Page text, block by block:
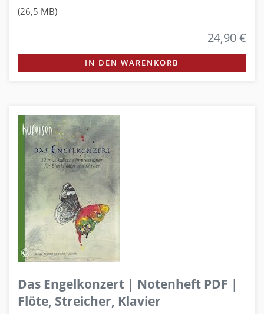
(26,5 MB)
24,90 €
IN DEN WARENKORB
Das Engelkonzert | Notenheft PDF |
Flöte, Streicher, Klavier